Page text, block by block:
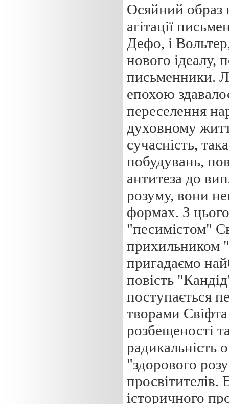
Осяйний образ
агітації
Дефо, і
нового ідеалу,
письменники.
епохою
переселення
духовному
сучасність,
побудувань,
антитеза до
розуму, вони
формах. З
"песимістом"
прихильником
пригадаємо
повість
поступається
творами
розбещеності
радикальність
"здорового
просвітителів.
історичного